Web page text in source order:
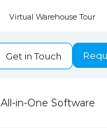
Virtual Warehouse Tour
Get in Touch
All-in-One Software